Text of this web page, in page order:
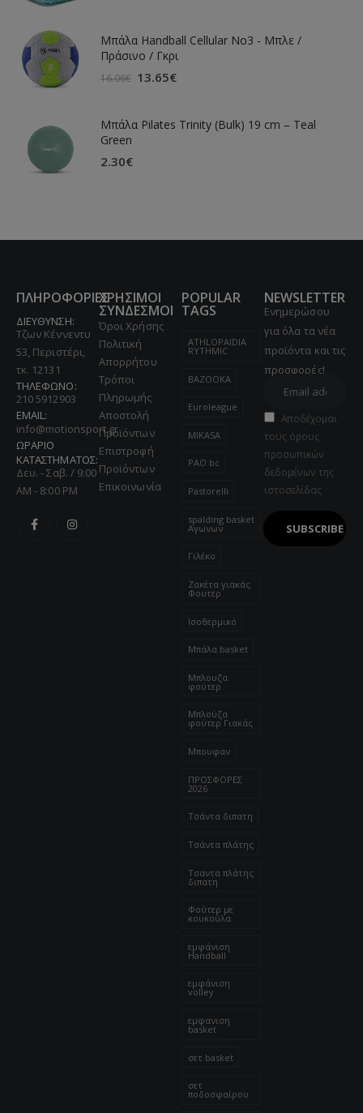
Μπάλα Handball Cellular Νο3 - Μπλε /
Πράσινο / Γκρι
16.06€ 13.65€
Μπάλα Pilates Trinity (Bulk) 19 cm – Teal
Green
2.30€
ΠΛΗΡΟΦΟΡΙΕΣ
ΔΙΕΥΘΥΝΣΗ:
Τζων Κέννεντυ
53, Περιστέρι,
τκ. 12131
ΤΗΛΕΦΩΝΟ:
210 5912903
EMAIL:
info@motionsport.gr
ΩΡΑΡΙΟ
ΚΑΤΑΣΤΗΜΑΤΟΣ:
Δευ. - Σαβ. / 9:00
AM - 8:00 PM
ΧΡΗΣΙΜΟΙ
ΣΥΝΔΕΣΜΟΙ
Όροι Χρήσης
Πολιτική
Απορρήτου
Τρόποι
Πληρωμής
Αποστολή
Προϊόντων
Επιστροφή
Προϊόντων
Επικοινωνία
POPULAR
TAGS
ATHLOPAIDIA
RYTHMIC
BAZOOKA
Euroleague
MIKASA
PAO bc
Pastorelli
spalding basket
Αγωνων
Γιλέκο
Ζακέτα γιακάς
Φουτερ
Ισοθερμικό
Μπάλα basket
Μπλουζα
φούτερ
Μπλούζα
φούτερ Γιακάς
Μπουφαν
ΠΡΟΣΦΟΡΕΣ
2026
Τσάντα διπατη
Τσάντα πλάτης
Τσαντα πλάτης
διπατη
Φούτερ με
κουκούλα
εμφάνιση
Handball
εμφάνιση
volley
εμφανιση
basket
σετ basket
σετ
ποδοσφαίρου
NEWSLETTER
Ενημερώσου
για όλα τα νέα
προϊόντα και τις
προσφορές!
Αποδέχομαι
τους όρους
προσωπικών
δεδομένων της
ιστοσελίδας